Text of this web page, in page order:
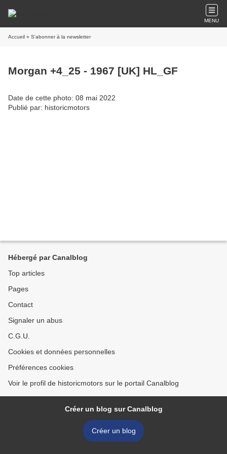
MENU
Accueil » S'abonner à la newsletter
Morgan +4_25 - 1967 [UK] HL_GF
Date de cette photo: 08 mai 2022
Publié par: historicmotors
Hébergé par Canalblog
Top articles
Pages
Contact
Signaler un abus
C.G.U.
Cookies et données personnelles
Préférences cookies
Voir le profil de historicmotors sur le portail Canalblog
Créer un blog sur Canalblog
Créer un blog